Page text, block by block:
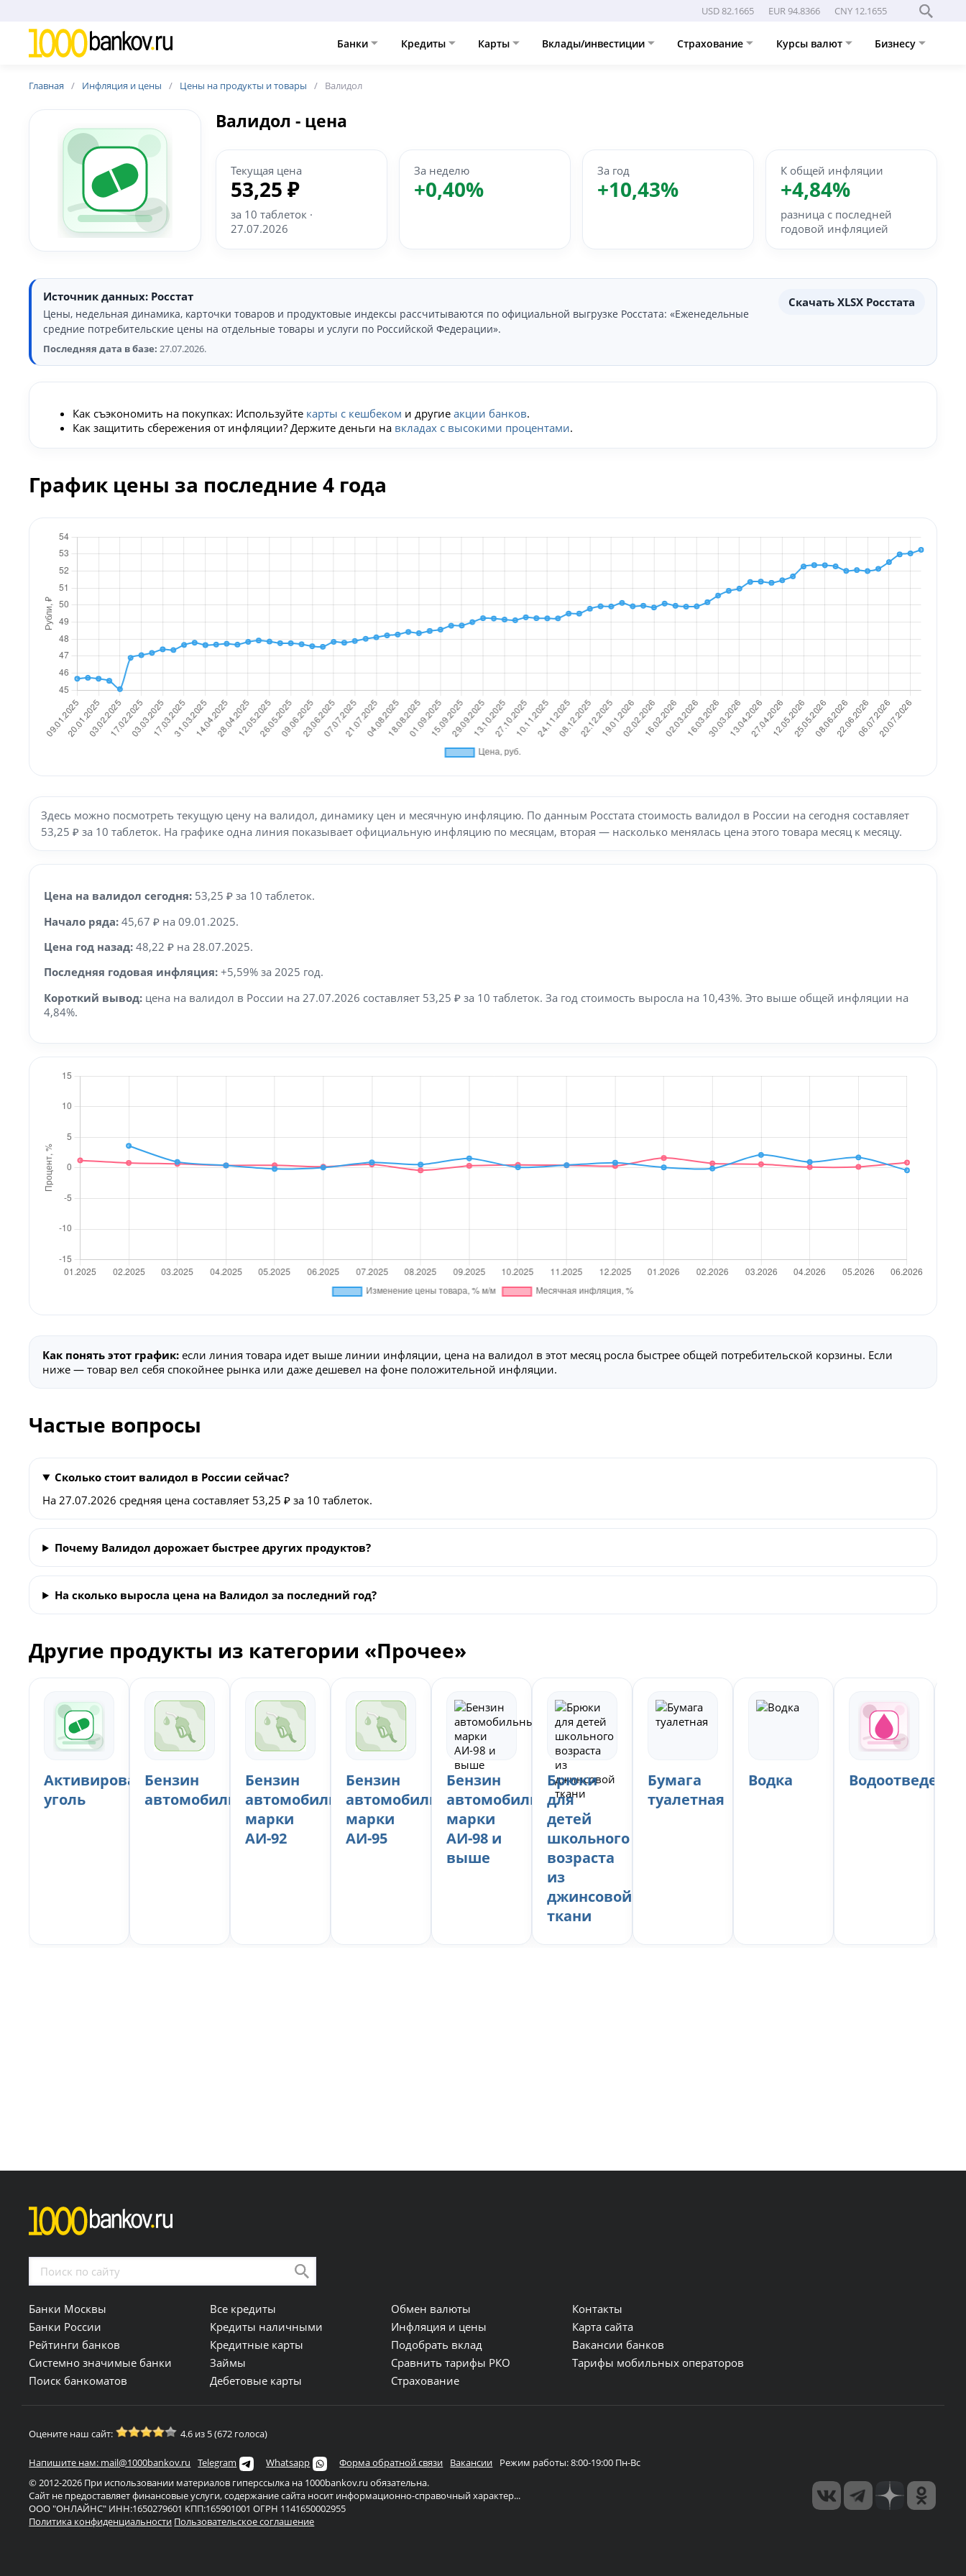
USD 82.1665 EUR 94.8366 CNY 12.1655
Банки Кредиты Карты Вклады/инвестиции Страхование Курсы валют Бизнесу
Главная Инфляция и цены Цены на продукты и товары Валидол
Валидол - цена
Текущая цена
53,25 ₽
за 10 таблеток ·
27.07.2026
За неделю
+0,40%
За год
+10,43%
К общей инфляции
+4,84%
разница с последней
годовой инфляцией
Источник данных: Росстат
Цены, недельная динамика, карточки товаров и продуктовые индексы рассчитываются по официальной выгрузке Росстата: «Еженедельные
средние потребительские цены на отдельные товары и услуги по Российской Федерации».
Последняя дата в базе: 27.07.2026.
Скачать XLSX Росстата
Как съэкономить на покупках: Используйте карты с кешбеком и другиеакции банков.
Как защитить сбережения от инфляции? Держите деньги на вкладах с высокими процентами.
График цены за последние 4 года
Здесь можно посмотреть текущую цену на валидол, динамику цен и месячную инфляцию. По данным Росстата стоимость валидол в России на сегодня составляет
53,25 ₽ за 10 таблеток. На графике одна линия показывает официальную инфляцию по месяцам, вторая — насколько менялась цена этого товара месяц к месяцу.
Цена на валидол сегодня: 53,25 ₽ за 10 таблеток.
Начало ряда: 45,67 ₽ на 09.01.2025.
Цена год назад: 48,22 ₽ на 28.07.2025.
Последняя годовая инфляция: +5,59% за 2025 год.
Короткий вывод: цена на валидол в России на 27.07.2026 составляет 53,25 ₽ за 10 таблеток. За год стоимость выросла на 10,43%. Это выше общей инфляции на
4,84%.
Как понять этот график: если линия товара идет выше линии инфляции, цена на валидол в этот месяц росла быстрее общей потребительской корзины. Если
ниже — товар вел себя спокойнее рынка или даже дешевел на фоне положительной инфляции.
Частые вопросы
Сколько стоит валидол в России сейчас?
На 27.07.2026 средняя цена составляет 53,25 ₽ за 10 таблеток.
Почему Валидол дорожает быстрее других продуктов?
На сколько выросла цена на Валидол за последний год?
Другие продукты из категории «Прочее»
Активированный
уголь
Бензин
автомобильный
Бензин
автомобильный
марки
АИ-92
Бензин
автомобильный
марки
АИ-95
Бензин
автомобильный
марки
АИ-98 и
выше
Брюки
для
детей
школьного
возраста
из
джинсовой
ткани
Бумага
туалетная
Водка Водоотведение
Банки Москвы
Банки России
Рейтинги банков
Системно значимые банки
Поиск банкоматов
Все кредиты
Кредиты наличными
Кредитные карты
Займы
Дебетовые карты
Обмен валюты
Инфляция и цены
Подобрать вклад
Сравнить тарифы РКО
Страхование
Контакты
Карта сайта
Вакансии банков
Тарифы мобильных операторов
Оцените наш сайт: 4.6 из 5 (672 голоса)
Напишите нам: mail@1000bankov.ru Telegram Whatsapp Форма обратной связи Вакансии
Режим работы: 8:00-19:00 Пн-Вс
© 2012-2026 При использовании материалов гиперссылка на 1000bankov.ru обязательна.
Сайт не предоставляет финансовые услуги, содержание сайта носит информационно-справочный характер...
ООО "ОНЛАЙНС" ИНН:1650279601 КПП:165901001 ОГРН 1141650002955
Политика конфиденциальности Пользовательское соглашение